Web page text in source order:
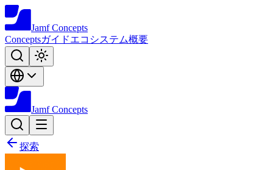
Jamf Concepts
Conceptsガイドエコシステム概要
Jamf Concepts
探索